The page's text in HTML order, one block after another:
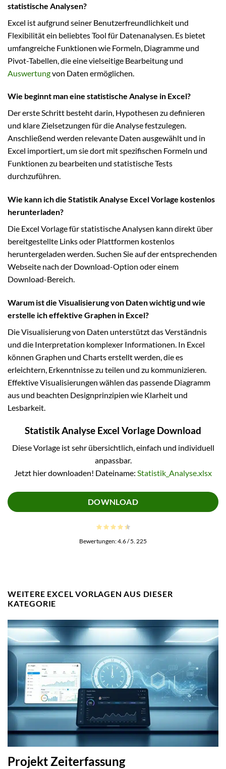
statistische Analysen?
Excel ist aufgrund seiner Benutzerfreundlichkeit und
Flexibilität ein beliebtes Tool für Datenanalysen. Es bietet
umfangreiche Funktionen wie Formeln, Diagramme und
Pivot-Tabellen, die eine vielseitige Bearbeitung und
Auswertungvon Daten ermöglichen.
Wie beginnt man eine statistische Analyse in Excel?
Der erste Schritt besteht darin, Hypothesen zu definieren
und klare Zielsetzungen für die Analyse festzulegen.
Anschließend werden relevante Daten ausgewählt und in
Excel importiert, um sie dort mit spezifischen Formeln und
Funktionen zu bearbeiten und statistische Tests
durchzuführen.
Wie kann ich die Statistik Analyse Excel Vorlage kostenlos
herunterladen?
Die Excel Vorlage für statistische Analysen kann direkt über
bereitgestellte Links oder Plattformen kostenlos
heruntergeladen werden. Suchen Sie auf der entsprechenden
Webseite nach der Download-Option oder einem
Download-Bereich.
Warum ist die Visualisierung von Daten wichtig und wie
erstelle ich effektive Graphen in Excel?
Die Visualisierung von Daten unterstützt das Verständnis
und die Interpretation komplexer Informationen. In Excel
können Graphen und Charts erstellt werden, die es
erleichtern, Erkenntnisse zu teilen und zu kommunizieren.
Effektive Visualisierungen wählen das passende Diagramm
aus und beachten Designprinzipien wie Klarheit und
Lesbarkeit.
Statistik Analyse Excel Vorlage Download
Diese Vorlage ist sehr übersichtlich, einfach und individuell
anpassbar.
Jetzt hier downloaden! Dateiname: Statistik_Analyse.xlsx
DOWNLOAD
Bewertungen:4.6/ 5. 225
WEITERE EXCEL VORLAGEN AUS DIESER
KATEGORIE
Projekt Zeiterfassung